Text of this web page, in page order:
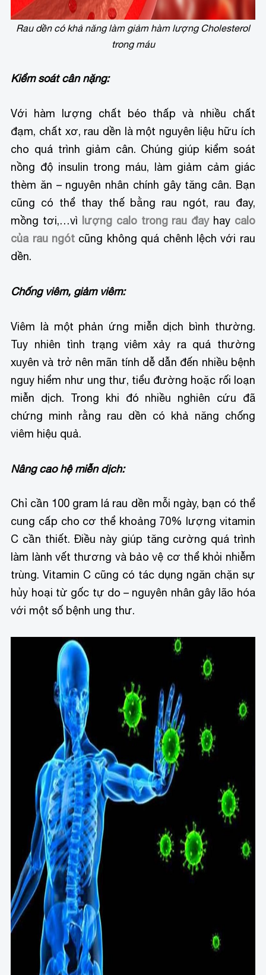
Rau dền có khả năng làm giảm hàm lượng Cholesterol
trong máu
Kiểm soát cân nặng:
Với hàm lượng chất béo thấp và nhiều chất
đạm, chất xơ, rau dền là một nguyên liệu hữu ích
cho quá trình giảm cân. Chúng giúp kiểm soát
nồng độ insulin trong máu, làm giảm cảm giác
thèm ăn – nguyên nhân chính gây tăng cân. Bạn
cũng có thể thay thế bằng rau ngót, rau đay,
mồng tơi,…vì
lượng calo trong rau đayhay calo
của rau ngót cũng không quá chênh lệch với rau
dền.
Chống viêm, giảm viêm:
Viêm là một phản ứng miễn dịch bình thường.
Tuy nhiên tình trạng viêm xảy ra quá thường
xuyên và trở nên mãn tính dễ dẫn đến nhiều bệnh
nguy hiểm như ung thư, tiểu đường hoặc rối loạn
miễn dịch. Trong khi đó nhiều nghiên cứu đã
chứng minh rằng rau dền có khả năng chống
viêm hiệu quả.
Nâng cao hệ miễn dịch:
Chỉ cần 100 gram lá rau dền mỗi ngày, bạn có thể
cung cấp cho cơ thể khoảng 70% lượng vitamin
C cần thiết. Điều này giúp tăng cường quá trình
làm lành vết thương và bảo vệ cơ thể khỏi nhiễm
trùng. Vitamin C cũng có tác dụng ngăn chặn sự
hủy hoại từ gốc tự do – nguyên nhân gây lão hóa
với một số bệnh ung thư.